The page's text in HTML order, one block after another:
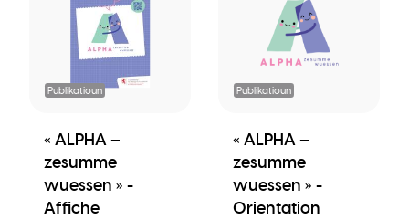
Publikatioun
« ALPHA –
zesumme
wuessen » -
Affiche
Publikatioun
« ALPHA –
zesumme
wuessen » -
Orientation